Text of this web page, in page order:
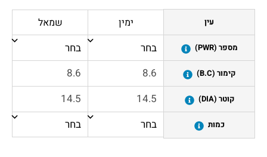
עין
מספר (PWR)
קימור (B.C)
קוטר (DIA)
כמות
ימין שמאל